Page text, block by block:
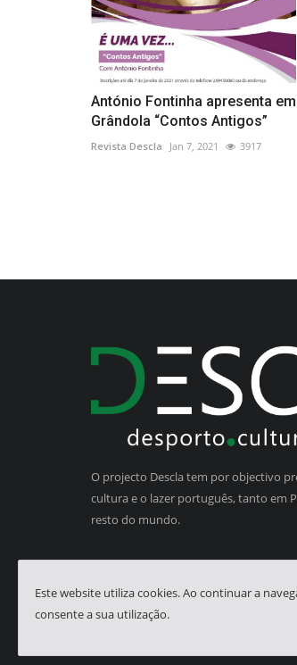
António Fontinha apresenta em
Grândola “Contos Antigos”
Revista Descla Jan 7, 2021 3917
O projecto Descla tem por objectivo
cultura e o lazer português, tanto em
resto do mundo.
Este website utiliza cookies. Ao continuar a
consente a sua utilização.